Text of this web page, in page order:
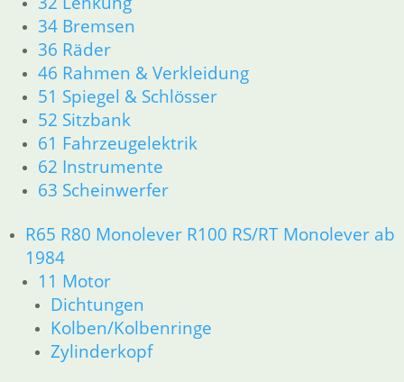
34 Bremsen
36 Räder
46 Rahmen & Verkleidung
51 Spiegel & Schlösser
52 Sitzbank
61 Fahrzeugelektrik
62 Instrumente
63 Scheinwerfer
R65 R80 Monolever R100 RS/RT Monolever ab
1984
11 Motor
Dichtungen
Kolben/Kolbenringe
Zylinderkopf
11 Motor
Dichtungen
Zylinderkopf r26-r27
12 Motorelektrik
13 Vergaser
16 Tank
18 Auspuff
21 Kupplung
23 Getriebe
26 Kardanwelle
32 Lenkung
33 Antrieb
34 Bremsen
36 Räder
46 Rahmen & Verkleidung R26 R27
51 Spiegel & Schlösser
61 Fahrzeugelektrik